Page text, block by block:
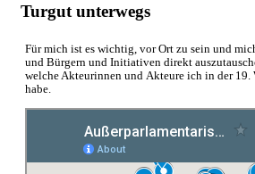
Turgut unterwegs
Für mich ist es wichtig, vor Ort zu sein und
und Bürgern und Initiativen direkt
welche Akteurinnen und Akteure ich in der 19.
habe.